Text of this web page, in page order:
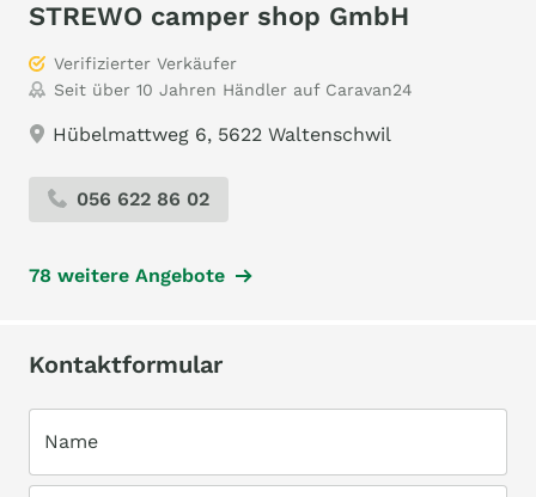
STREWO camper shop GmbH
Verifizierter Verkäufer
Seit über 10 Jahren Händler auf Caravan24
Hübelmattweg 6, 5622 Waltenschwil
056 622 86 02
78 weitere Angebote
Kontaktformular
Name